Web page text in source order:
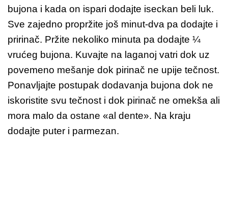
bujona i kada on ispari dodajte iseckan beli luk.
Sve zajedno propržite još minut-dva pa dodajte i
pririnač. Pržite nekoliko minuta pa dodajte ¼
vrućeg bujona. Kuvajte na laganoj vatri dok uz
povemeno mešanje dok pirinač ne upije tečnost.
Ponavljajte postupak dodavanja bujona dok ne
iskoristite svu tečnost i dok pirinač ne omekša ali
mora malo da ostane «al dente». Na kraju
dodajte puter i parmezan.